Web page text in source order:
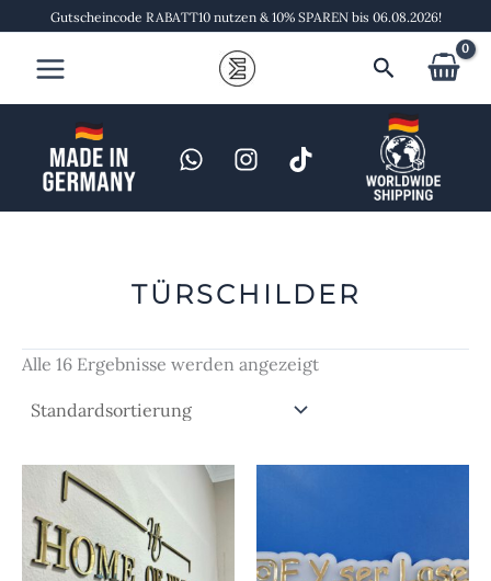
springen
Gutscheincode RABATT10 nutzen & 10% SPAREN bis 06.08.2026!
Suchen
TÜRSCHILDER
Alle 16 Ergebnisse werden angezeigt